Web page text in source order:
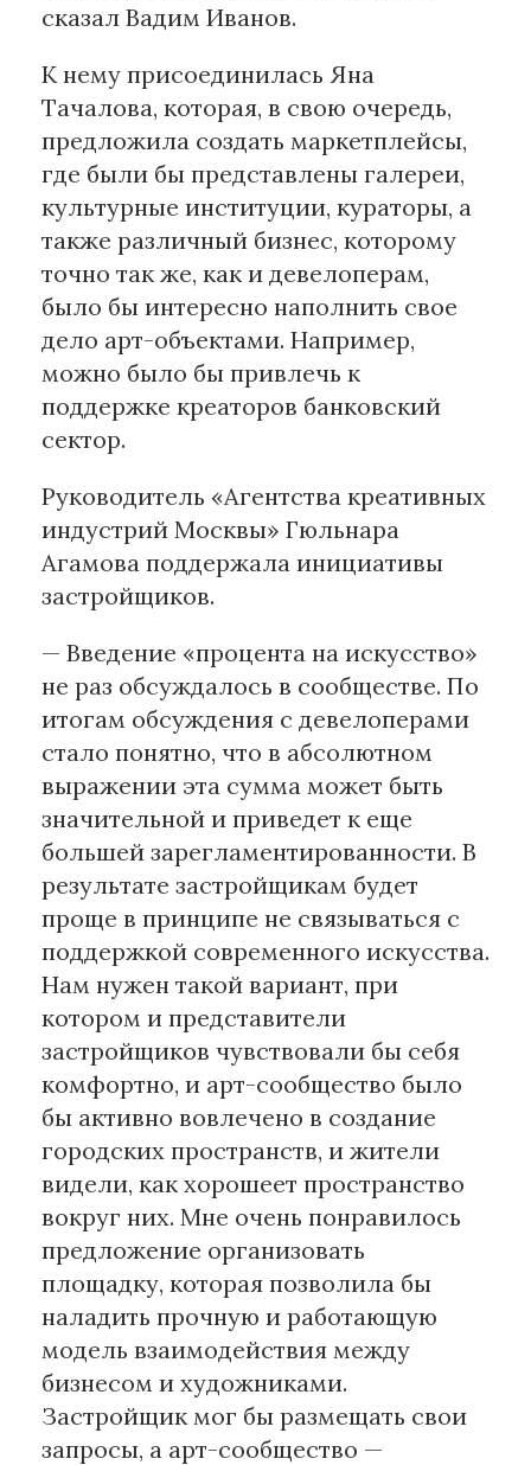
сказал Вадим Иванов.
К нему присоединилась Яна
Тачалова, которая, в свою очередь,
предложила создать маркетплейсы,
где были бы представлены галереи,
культурные институции, кураторы, а
также различный бизнес, которому
точно так же, как и девелоперам,
было бы интересно наполнить свое
дело арт-объектами. Например,
можно было бы привлечь к
поддержке креаторов банковский
сектор.
Руководитель «Агентства креативных
индустрий Москвы» Гюльнара
Агамова поддержала инициативы
застройщиков.
— Введение «процента на искусство»
не раз обсуждалось в сообществе. По
итогам обсуждения с девелоперами
стало понятно, что в абсолютном
выражении эта сумма может быть
значительной и приведет к еще
большей зарегламентированности. В
результате застройщикам будет
проще в принципе не связываться с
поддержкой современного искусства.
Нам нужен такой вариант, при
котором и представители
застройщиков чувствовали бы себя
комфортно, и арт-сообщество было
бы активно вовлечено в создание
городских пространств, и жители
видели, как хорошеет пространство
вокруг них. Мне очень понравилось
предложение организовать
площадку, которая позволила бы
наладить прочную и работающую
модель взаимодействия между
бизнесом и художниками.
Застройщик мог бы размещать свои
запросы, а арт-сообщество —